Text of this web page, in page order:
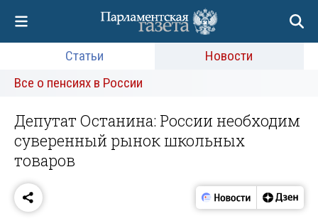
Статьи
Новости
Все о пенсиях в России
Депутат Останина: России необходим
суверенный рынок школьных
товаров